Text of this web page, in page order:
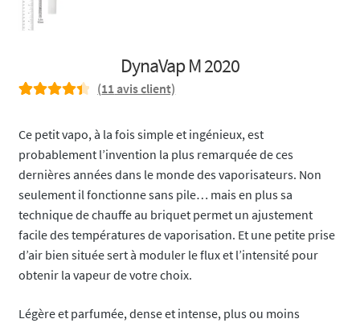
DynaVap M 2020
sur 5 basé
notations
client
(11avis client)
Ce petit vapo, à la fois simple et ingénieux, est
probablement l’invention la plus remarquée de ces
dernières années dans le monde des vaporisateurs. Non
seulement il fonctionne sans pile… mais en plus sa
technique de chauffe au briquet permet un ajustement
facile des températures de vaporisation. Et une petite prise
d’air bien située sert à moduler le flux et l’intensité pour
obtenir la vapeur de votre choix.
Légère et parfumée, dense et intense, plus ou moins